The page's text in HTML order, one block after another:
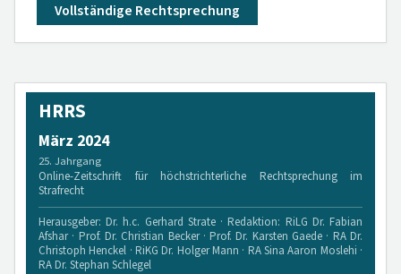
Vollständige Rechtsprechung
HRRS
März 2024
25. Jahrgang
Online-Zeitschrift für höchstrichterliche Rechtsprechung im
Strafrecht
Herausgeber: Dr. h.c. Gerhard Strate · Redaktion: RiLG Dr. Fabian
Afshar · Prof. Dr. Christian Becker · Prof. Dr. Karsten Gaede · RA Dr.
Christoph Henckel · RiKG Dr. Holger Mann · RA Sina Aaron Moslehi ·
RA Dr. Stephan Schlegel